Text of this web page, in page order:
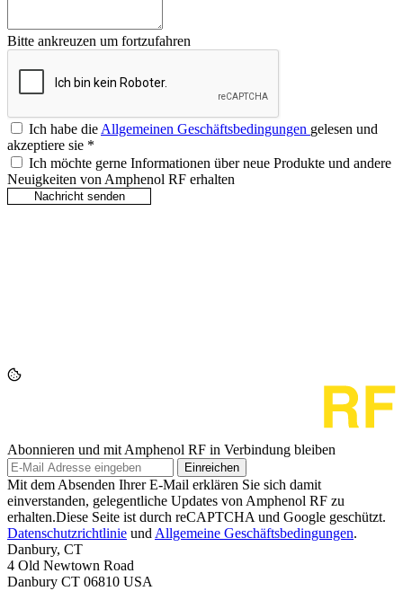
Bitte ankreuzen um fortzufahren
Ich habe dieAllgemeinen Geschäftsbedingungen gelesen und
akzeptiere sie *
Ich möchte gerne Informationen über neue Produkte und andere
Neuigkeiten von Amphenol RF erhalten
Abonnieren und mit Amphenol RF in Verbindung bleiben
Einreichen
Mit dem Absenden Ihrer E-Mail erklären Sie sich damit
einverstanden, gelegentliche Updates von Amphenol RF zu
erhalten.Diese Seite ist durch reCAPTCHA und Google geschützt.
Datenschutzrichtlinie und Allgemeine Geschäftsbedingungen.
Danbury, CT
4 Old Newtown Road
Danbury CT 06810 USA